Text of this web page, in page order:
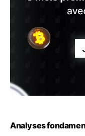
Analyses